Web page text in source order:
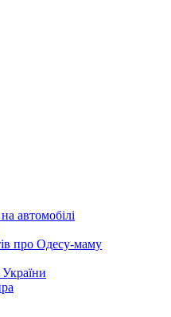
автомобілі
про Одесу-маму